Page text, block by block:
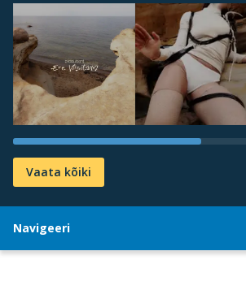
Vaata kõiki
Navigeeri